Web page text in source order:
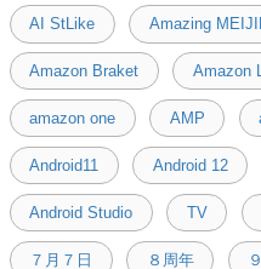
AI StLike Amazing
Amazon Braket Amazon
amazon one AMP
Android11 Android 12
Android Studio TV
７月７日 ８周年